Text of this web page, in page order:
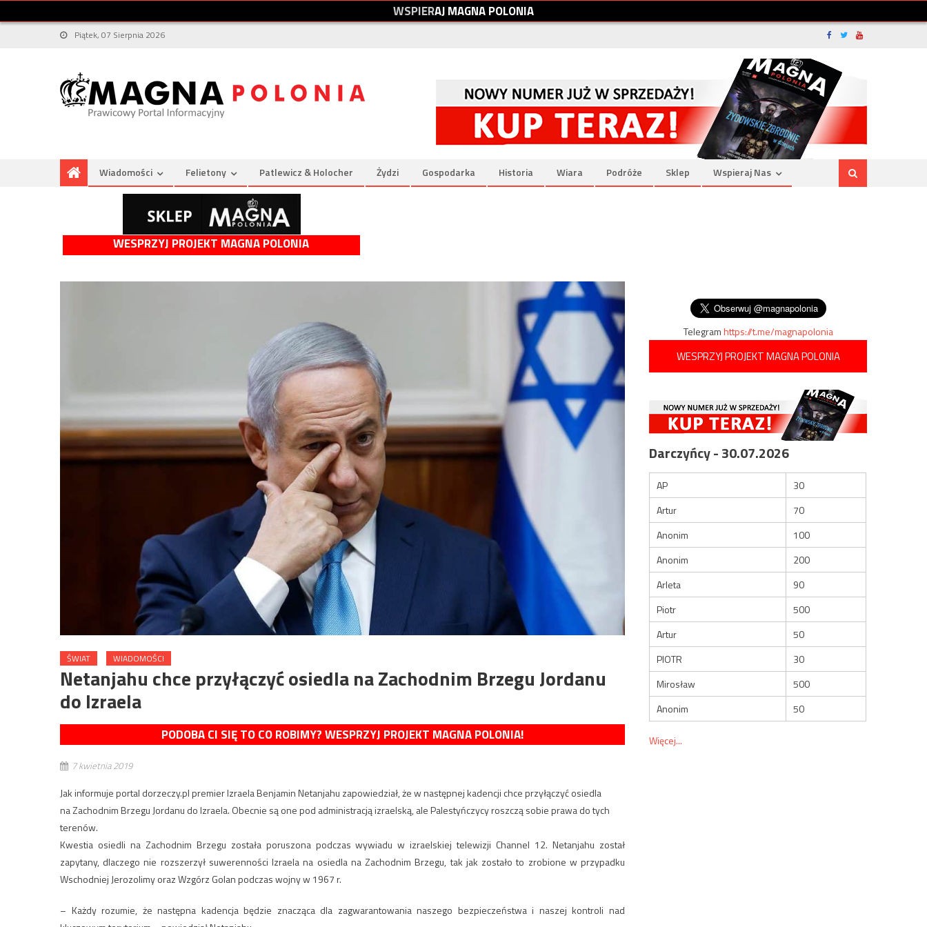
WSPIERAJMAGNAPOLONIA
Piątek, 07 Sierpnia 2026
Wiadomości Felietony Patlewicz & Holocher Żydzi Gospodarka Historia Wiara Podróże Sklep Wspieraj Nas
WESPRZYJ PROJEKT MAGNA POLONIA
ŚWIAT WIADOMOŚCI
Netanjahu chce przyłączyć osiedla na Zachodnim Brzegu Jordanu
do Izraela
PODOBA CI SIĘ TO CO ROBIMY? WESPRZYJ PROJEKT MAGNA POLONIA!
7 kwietnia 2019
Jak informuje portal dorzeczy.pl premier Izraela Benjamin Netanjahu zapowiedział, że w następnej kadencji chce przyłączyć osiedla
na Zachodnim Brzegu Jordanu do Izraela. Obecnie są one pod administracją izraelską, ale Palestyńczycy roszczą sobie prawa do tych
terenów.
Kwestia osiedli na Zachodnim Brzegu została poruszona podczas wywiadu w izraelskiej telewizji Channel 12. Netanjahu został
zapytany, dlaczego nie rozszerzył suwerenności Izraela na osiedla na Zachodnim Brzegu, tak jak zostało to zrobione w przypadku
Wschodniej Jerozolimy oraz Wzgórz Golan podczas wojny w 1967 r.
– Każdy rozumie, że następna kadencja będzie znacząca dla zagwarantowania naszego bezpieczeństwa i naszej kontroli nad
Telegramhttps://t.me/magnapolonia
WESPRZYJ PROJEKT MAGNA POLONIA
Darczyńcy - 30.07.2026
AP
30
Artur
70
Anonim
100
Anonim
200
Arleta
90
Piotr
500
Artur
50
PIOTR
30
Mirosław
500
Anonim
50
Więcej...